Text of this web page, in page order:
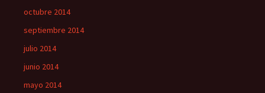
octubre 2014
septiembre 2014
julio 2014
junio 2014
mayo 2014